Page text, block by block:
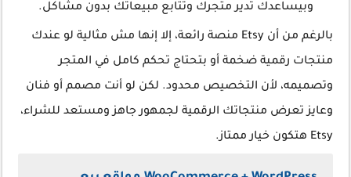
وبيساعدك تدير متجرك وتتابع مبيعاتك بدون مشاكل.
بالرغم من أن Etsy منصة رائعة، إلا إنها مش مثالية لو عندك
منتجات رقمية ضخمة أو بتحتاج تحكم كامل في المتجر
وتصميمه، لأن التخصيص محدود. لكن لو أنت مصمم أو فنان
وعايز تعرض منتجاتك الرقمية لجمهور جاهز ومستعد للشراء،
Etsy هتكون خيار ممتاز.